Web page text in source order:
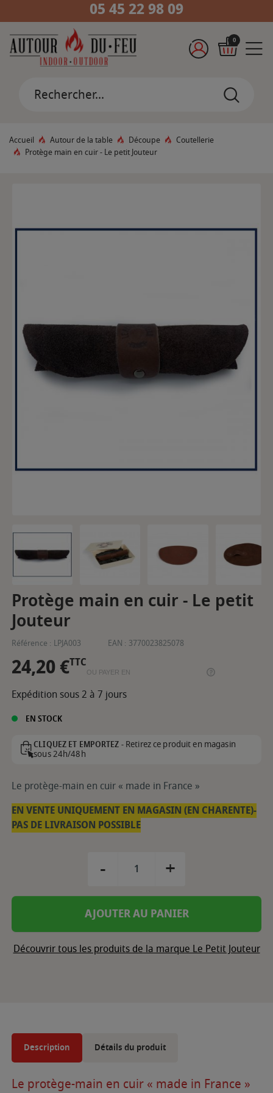
05 45 22 98 09
0
Accueil Autour de la table Découpe
Coutellerie
Protège main en cuir - Le petit Jouteur
Protège main en cuir - Le petit
Jouteur
Référence : LPJA003 EAN : 3770023825078
24,20 €TTC
OU PAYER EN
Expédition sous 2 à 7 jours
EN STOCK
CLIQUEZ ET EMPORTEZ -Retirez ce produit en magasin
sous 24h/48h
Le protège-main en cuir « made in France »
EN VENTE UNIQUEMENT EN MAGASIN (EN CHARENTE)-
PAS DE LIVRAISON POSSIBLE
- +
AJOUTER AU PANIER
Découvrir tous les produits de la marque Le Petit Jouteur
Description Détails du produit
Le protège-main en cuir « made in France »